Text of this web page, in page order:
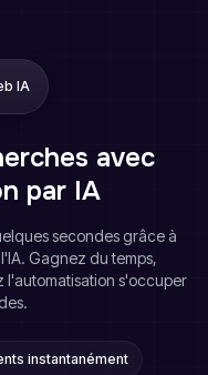
IA
avec
par IA
secondes grâce à
Gagnez du temps,
l'automatisation s'occuper
instantanément